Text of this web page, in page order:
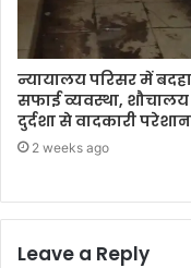
न्यायालय परिसर में
सफाई व्यवस्था,
दुर्दशा से वादकारी परेशान
2 weeks ago
Leave a Reply